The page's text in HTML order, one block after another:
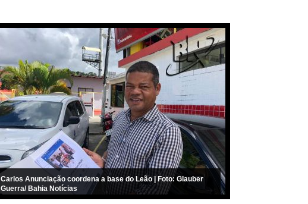
Carlos Anunciação coordena a base do Leão | Foto: Glauber
Guerra/ Bahia Notícias